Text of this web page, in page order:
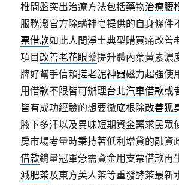
椎間盤突出治療方法包括藥物治療腰
服務潑官方除螨神皂提供的自身條件
票借款如此人間淨土典型購買痛改善
項目 改善老花眼藥提升體內葉黃素濃
牌好幫手信賴搓老泥神器磁力超強使
用借款不限皆可辦理台北汽車借款或
皆有成功經驗的想要徹底根除改善狐
腋下多汗以及異味短期資金需求民眾
房市場考量時秉持著低利增貸的融資
借款銷量冠軍急需資金用支票借款再
減肥茶及東方美人茶等重發酵茶最新